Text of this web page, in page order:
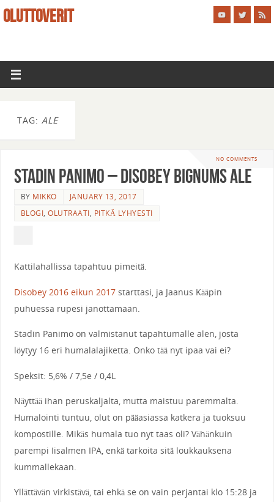
OLUTTOVERIT
TAG: ALE
NO COMMENTS
Stadin Panimo – Disobey Bignums Ale
BY MIKKO
JANUARY 13, 2017
BLOGI,OLUTRAATI, PITKÄ LYHYESTI
Kattilahallissa tapahtuu pimeitä.
Disobey 2016 eikun 2017starttasi, ja Jaanus Kääpin
puhuessa rupesi janottamaan.
Stadin Panimo on valmistanut tapahtumalle alen, josta
löytyy 16 eri humalalajiketta. Onko tää nyt ipaa vai ei?
Speksit: 5,6% / 7,5e / 0,4L
Näyttää ihan peruskaljalta, mutta maistuu paremmalta.
Humalointi tuntuu, olut on pääasiassa katkera ja tuoksuu
kompostille. Mikäs humala tuo nyt taas oli? Vähänkuin
parempi Iisalmen IPA, enkä tarkoita sitä loukkauksena
kummallekaan.
Yllättävän virkistävä, tai ehkä se on vain perjantai klo 15:28 ja